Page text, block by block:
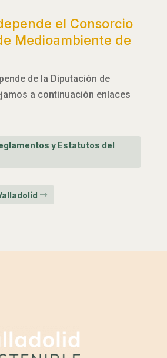
el Consorcio
Medioambiente de
de la Diputación de
a continuación enlaces
y Estatutos del